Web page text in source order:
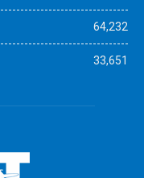
64,232
33,651